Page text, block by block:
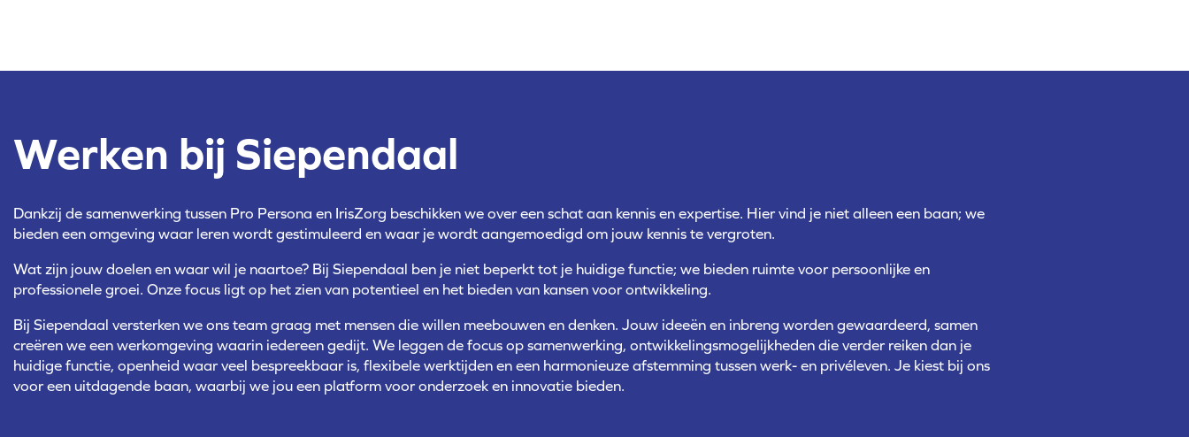
Werken bij Siependaal
Dankzij de samenwerking tussen Pro Persona en IrisZorg beschikken we over een schat aan kennis en expertise. Hier vind je niet alleen een baan; we
bieden een omgeving waar leren wordt gestimuleerd en waar je wordt aangemoedigd om jouw kennis te vergroten.
Wat zijn jouw doelen en waar wil je naartoe? Bij Siependaal ben je niet beperkt tot je huidige functie; we bieden ruimte voor persoonlijke en
professionele groei. Onze focus ligt op het zien van potentieel en het bieden van kansen voor ontwikkeling.
Bij Siependaal versterken we ons team graag met mensen die willen meebouwen en denken. Jouw ideeën en inbreng worden gewaardeerd, samen
creëren we een werkomgeving waarin iedereen gedijt. We leggen de focus op samenwerking, ontwikkelingsmogelijkheden die verder reiken dan je
huidige functie, openheid waar veel bespreekbaar is, flexibele werktijden en een harmonieuze afstemming tussen werk- en privéleven. Je kiest bij ons
voor een uitdagende baan, waarbij we jou een platform voor onderzoek en innovatie bieden.